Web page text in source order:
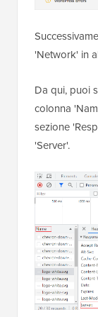
'Network' in
Da qui, puoi
colonna
sezione
'Server'.